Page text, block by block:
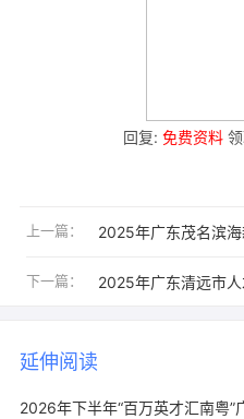
回复: 免费资料
上一篇：
下一篇：
延伸阅读